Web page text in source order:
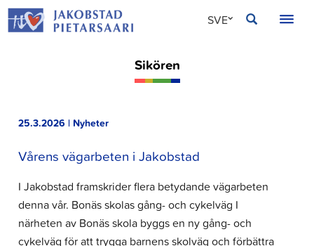
Hoppa
till
SVE
Sikören
25.3.2026 | Nyheter
Vårens vägarbeten i Jakobstad
I Jakobstad framskrider flera betydande vägarbeten
denna vår. Bonäs skolas gång- och cykelväg I
närheten av Bonäs skola byggs en ny gång- och
cykelväg för att trygga barnens skolväg och förbättra